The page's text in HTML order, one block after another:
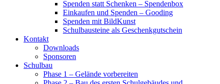
Spenden statt Schenken – Spendenbox
Einkaufen und Spenden – Gooding
Spenden mit BildKunst
Schulbausteine als Geschenkgutschein
Kontakt
Downloads
Sponsoren
Schulbau
Phase 1 – Gelände vorbereiten